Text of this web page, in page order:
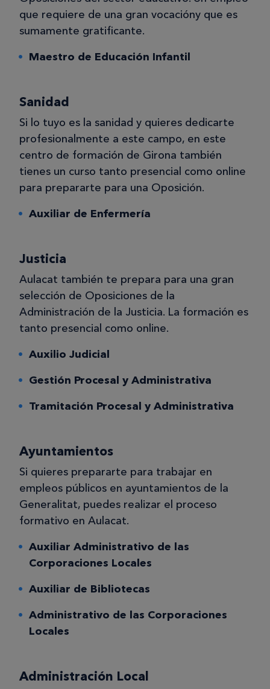
que requiere de una gran vocacióny que es
sumamente gratificante.
Maestro de Educación Infantil
Sanidad
Si lo tuyo es la sanidad y quieres dedicarte
profesionalmente a este campo, en este
centro de formación de Girona también
tienes un curso tanto presencial como online
para prepararte para una Oposición.
Auxiliar de Enfermería
Justicia
Aulacat también te prepara para una gran
selección de Oposiciones de la
Administración de la Justicia. La formación es
tanto presencial como online.
Auxilio Judicial
Gestión Procesal y Administrativa
Tramitación Procesal y Administrativa
Ayuntamientos
Si quieres prepararte para trabajar en
empleos públicos en ayuntamientos de la
Generalitat, puedes realizar el proceso
formativo en Aulacat.
Auxiliar Administrativo de las
Corporaciones Locales
Auxiliar de Bibliotecas
Administrativo de las Corporaciones
Locales
Administración Local